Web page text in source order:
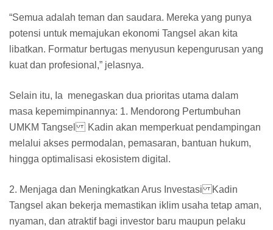
“Semua adalah teman dan saudara. Mereka yang punya
potensi untuk memajukan ekonomi Tangsel akan kita
libatkan. Formatur bertugas menyusun kepengurusan yang
kuat dan profesional,” jelasnya.
Selain itu, Ia menegaskan dua prioritas utama dalam
masa kepemimpinannya: 1. Mendorong Pertumbuhan
UMKM Tangsel Kadin akan memperkuat pendampingan
melalui akses permodalan, pemasaran, bantuan hukum,
hingga optimalisasi ekosistem digital.
2. Menjaga dan Meningkatkan Arus Investasi Kadin
Tangsel akan bekerja memastikan iklim usaha tetap aman,
nyaman, dan atraktif bagi investor baru maupun pelaku